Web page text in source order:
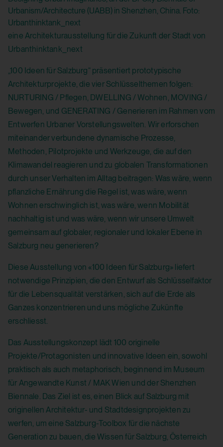
Urbanism/Architecture (UABB) in Shenzhen, China. Foto:
Urbanthinktank_next
eine Architekturausstellung für die Zukunft der Stadt von
Urbanthinktank_next
„100 Ideen für Salzburg“ präsentiert prototypische
Architekturprojekte, die vier Schlüsselthemen folgen:
NURTURING / Pflegen, DWELLING / Wohnen, MOVING /
Bewegen, und GENERATING / Generieren im Rahmen vom
Entwerfen Urbaner Vorstellungswelten. Wir erforschen
miteinander verbundene dynamische Prozesse,
Methoden, Pilotprojekte und Werkzeuge, die auf den
Klimawandel reagieren und zu globalen Transformationen
durch unser Verhalten im Alltag beitragen: Was wäre, wenn
pflanzliche Ernährung die Regel ist, was wäre, wenn
Wohnen erschwinglich ist, was wäre, wenn Mobilität
nachhaltig ist und was wäre, wenn wir unsere Umwelt
gemeinsam auf globaler, regionaler und lokaler Ebene in
Salzburg neu generieren?
Diese Ausstellung von «100 Ideen für Salzburg» liefert
notwendige Prinzipien, die den Entwurf als Schlüsselfaktor
für die Lebensqualität verstärken, sich auf die Erde als
Ganzes konzentrieren und uns mögliche Zukünfte
erschliesst.
Das Ausstellungskonzept lädt 100 originelle
Projekte/Protagonisten und innovative Ideen ein, sowohl
praktisch als auch metaphorisch, beginnend im Museum
für Angewandte Kunst / MAK Wien und der Shenzhen
Biennale. Das Ziel ist es, einen Blick auf Salzburg mit
originellen Architektur- und Stadtdesignprojekten zu
werfen, um eine Salzburg-Toolbox für die nächste
Generation zu bauen, die Wissen für Salzburg, Österreich